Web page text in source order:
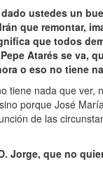
dado ustedes un
que remontar,
que todos
Atarés se va,
o eso no tiene
tiene nada que ver,
porque José
de las
Jorge, que no